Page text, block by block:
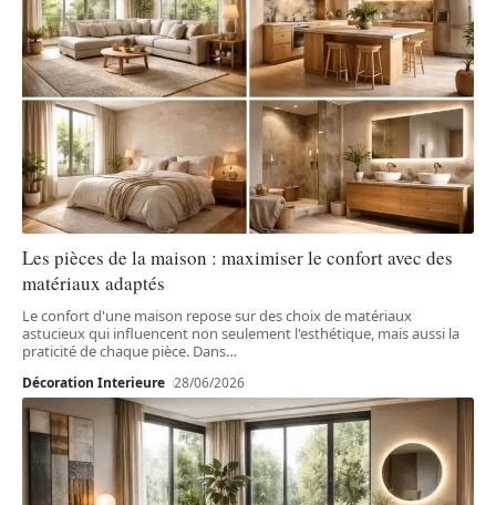
Les pièces de la maison : maximiser le confort avec des
matériaux adaptés
Le confort d'une maison repose sur des choix de matériaux
astucieux qui influencent non seulement l'esthétique, mais aussi la
praticité de chaque pièce. Dans…
Décoration Interieure 28/06/2026